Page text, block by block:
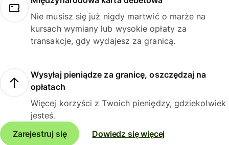
Nie musisz się już nigdy martwić o marże na
kursach wymiany lub wysokie opłaty za
transakcje, gdy wydajesz za granicą.
Wysyłaj pieniądze za granicę, oszczędzaj na
opłatach
Więcej korzyści z Twoich pieniędzy, gdziekolwiek
jesteś.
Zarejestruj się
Dowiedz się więcej